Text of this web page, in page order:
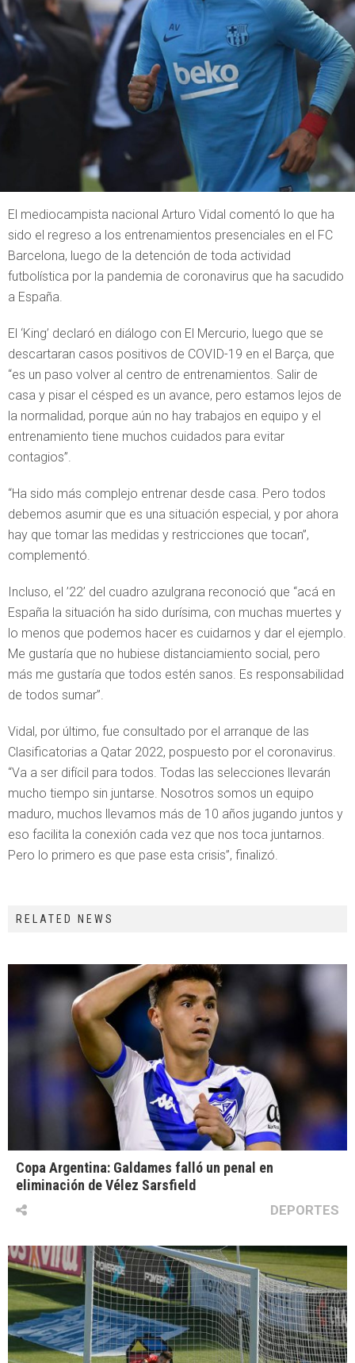
El mediocampista nacional Arturo Vidal comentó lo que ha
sido el regreso a los entrenamientos presenciales en el FC
Barcelona, luego de la detención de toda actividad
futbolística por la pandemia de coronavirus que ha sacudido
a España.
El ‘King’ declaró en diálogo con El Mercurio, luego que se
descartaran casos positivos de COVID-19 en el Barça, que
“es un paso volver al centro de entrenamientos. Salir de
casa y pisar el césped es un avance, pero estamos lejos de
la normalidad, porque aún no hay trabajos en equipo y el
entrenamiento tiene muchos cuidados para evitar
contagios”.
“Ha sido más complejo entrenar desde casa. Pero todos
debemos asumir que es una situación especial, y por ahora
hay que tomar las medidas y restricciones que tocan”,
complementó.
Incluso, el ’22’ del cuadro azulgrana reconoció que “acá en
España la situación ha sido durísima, con muchas muertes y
lo menos que podemos hacer es cuidarnos y dar el ejemplo.
Me gustaría que no hubiese distanciamiento social, pero
más me gustaría que todos estén sanos. Es responsabilidad
de todos sumar”.
Vidal, por último, fue consultado por el arranque de las
Clasificatorias a Qatar 2022, pospuesto por el coronavirus.
“Va a ser difícil para todos. Todas las selecciones llevarán
mucho tiempo sin juntarse. Nosotros somos un equipo
maduro, muchos llevamos más de 10 años jugando juntos y
eso facilita la conexión cada vez que nos toca juntarnos.
Pero lo primero es que pase esta crisis”, finalizó.
RELATED NEWS
Copa Argentina: Galdames falló un penal en
eliminación de Vélez Sarsfield
DEPORTES